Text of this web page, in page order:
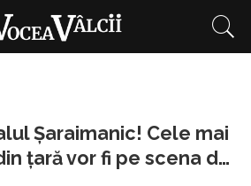
Șaraimanic! Cele mai
țară vor fi pe scena de